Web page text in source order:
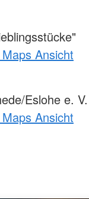
Ansicht
Eslohe e. V.
Ansicht